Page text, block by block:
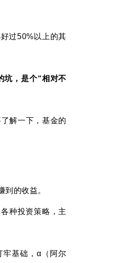
过50%以上的其
坑，是个“相对不
解一下，基金的
到的收益。
种投资策略，主
牢基础，α（阿尔